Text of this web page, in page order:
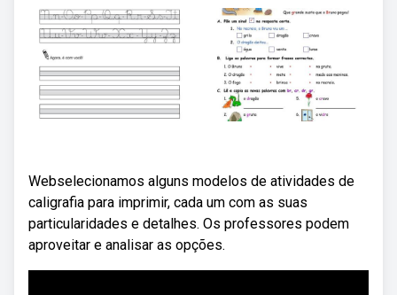
Webselecionamos alguns modelos de atividades de
caligrafia para imprimir, cada um com as suas
particularidades e detalhes. Os professores podem
aproveitar e analisar as opções.